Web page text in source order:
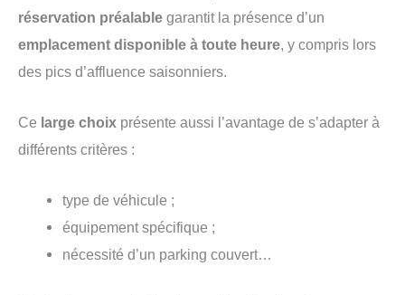
réservation préalable garantit la présence d’un
emplacement disponible à toute heure, y compris lors
des pics d’affluence saisonniers.
Ce large choix présente aussi l’avantage de s’adapter à
différents critères :
type de véhicule ;
équipement spécifique ;
nécessité d’un parking couvert…